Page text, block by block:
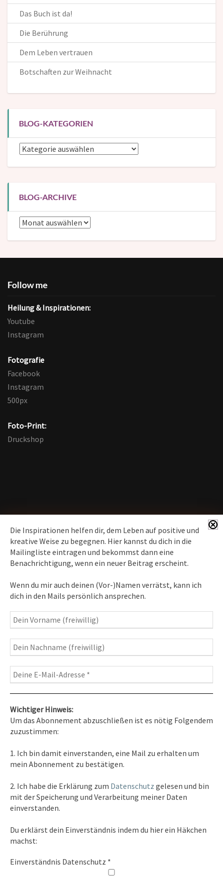
Die Inspirationen helfen dir, dem Leben auf positive und
kreative Weise zu begegnen. Hier kannst du dich in die
Mailingliste eintragen und bekommst dann eine
Benachrichtigung, wenn ein neuer Beitrag erscheint.
Wenn du mir auch deinen (Vor-)Namen verrätst, kann ich
dich in den Mails persönlich ansprechen.
Wichtiger Hinweis:
Um das Abonnement abzuschließen ist es nötig Folgendem
zuzustimmen:
1. Ich bin damit einverstanden, eine Mail zu erhalten um
mein Abonnement zu bestätigen.
2. Ich habe die Erklärung zum Datenschutz gelesen und bin
mit der Speicherung und Verarbeitung meiner Daten
einverstanden.
Du erklärst dein Einverständnis indem du hier ein Häkchen
machst:
Einverständnis Datenschutz *
Das Buch ist da!
Die Berührung
Dem Leben vertrauen
Botschaften zur Weihnacht
BLOG-KATEGORIEN
Blog-
BLOG-ARCHIVE
Blog-
Follow me
Heilung & Inspirationen:
Youtube
Instagram
Fotografie
Facebook
Instagram
500px
Foto-Print:
Druckshop
News erhalten
Inspirationen
– Bewusstseins-Impulse, Meditation &
Heilung, Texte & Botschaften
Fotografie– Fotoblog, Kalender, Workshops
Kontakt
Tel. 0351/2681691
E-Mail: info [at ] spirit-on-earth.com
Heilpraxis
Heilpraxis Hirschburger